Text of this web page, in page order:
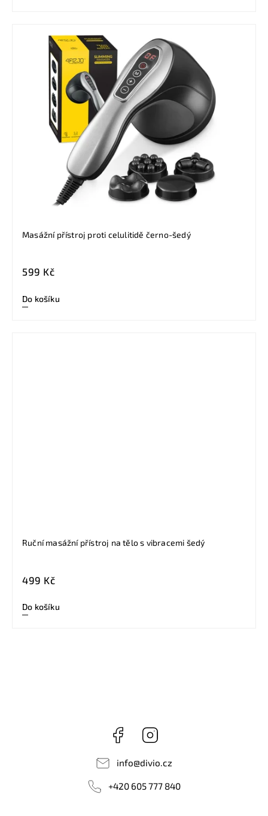
Masážní přístroj proti celulitidě černo-šedý
599 Kč
Do košíku
Ruční masážní přístroj na tělo s vibracemi šedý
499 Kč
Do košíku
Facebook
info@divio.cz
+420 605 777 840